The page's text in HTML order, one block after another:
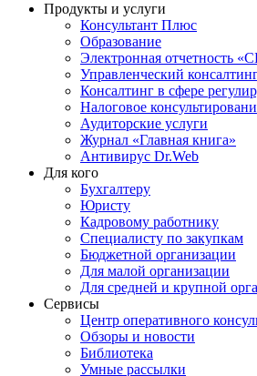
Продукты и услуги
Консультант Плюс
Образование
Электронная отчетность
Управленческий
Консалтинг в сфере
Налоговое
Аудиторские услуги
Журнал «Главная книга»
Антивирус Dr.Web
Для кого
Бухгалтеру
Юристу
Кадровому работнику
Специалисту по закупкам
Бюджетной организации
Для малой организации
Для средней и крупной
Сервисы
Центр оперативного
Обзоры и новости
Библиотека
Умные рассылки